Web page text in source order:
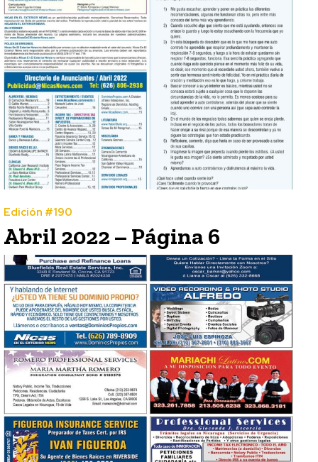
Edición #190
Abril 2022 – Página 6